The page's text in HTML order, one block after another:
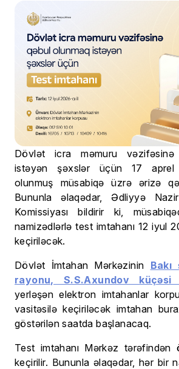
Dövlət icra məmuru
istəyən şəxslər üçün 17 aprel
olunmuş müsabiqə üzrə ərizə
Bununla əlaqədar, Ədliyyə
Komissiyası bildirir ki,
namizədlərlə test imtahanı 12 iyul
keçiriləcək.
Dövlət İmtahan Mərkəzinin
rayonu, S.S.Axundov küçəsi
yerləşən elektron imtahanlar
vasitəsilə keçiriləcək imtahan
göstərilən saatda başlanacaq.
Test imtahanı Mərkəz tərəfindən
keçirilir. Bununla əlaqədar, hər bir